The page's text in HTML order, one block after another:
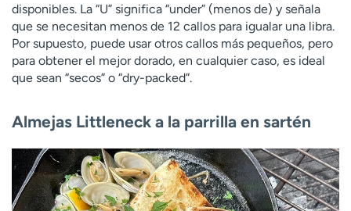
disponibles. La “U” significa “under” (menos de) y señala
que se necesitan menos de 12 callos para igualar una libra.
Por supuesto, puede usar otros callos más pequeños, pero
para obtener el mejor dorado, en cualquier caso, es ideal
que sean “secos” o “dry-packed”.
Almejas Littleneck a la parrilla en sartén